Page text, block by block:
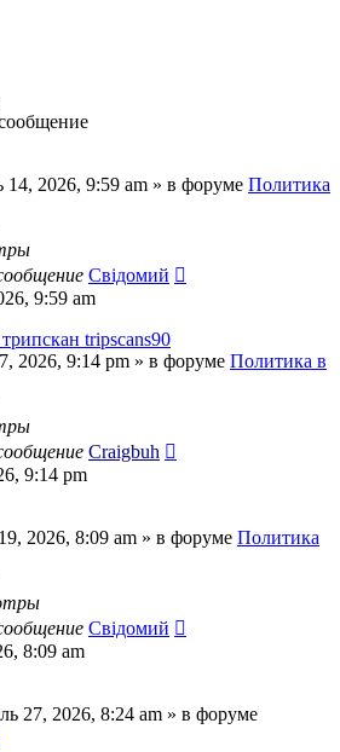
2026, 9:59 am » в форуме Политика
Свідомий
9:59 am
tripscans90
2026, 9:14 pm » в форуме Политика в
Craigbuh
9:14 pm
2026, 8:09 am » в форуме Политика
Свідомий
8:09 am
27, 2026, 8:24 am » в форуме